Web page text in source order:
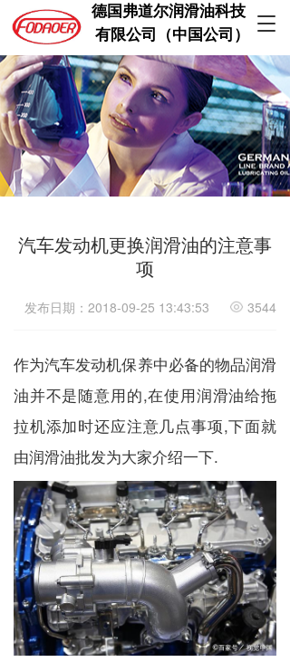
T
g
g
l
e
n
a
v
i
t
德国弗道尔润滑油科技
有限公司（中国公司）
汽车发动机更换润滑油的注意事
项
发布日期：2018-09-25 13:43:53 3544
作为汽车发动机保养中必备的物品润滑
油并不是随意用的,在使用润滑油给拖
拉机添加时还应注意几点事项,下面就
由润滑油批发为大家介绍一下.